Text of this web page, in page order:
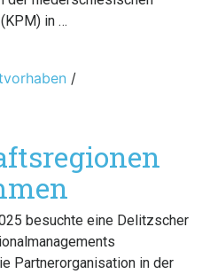
in …
/
besuchte eine Delitzscher
Partnerorganisation in der